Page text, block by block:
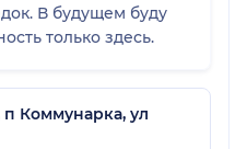
В будущем буду
только здесь.
п Коммунарка, ул